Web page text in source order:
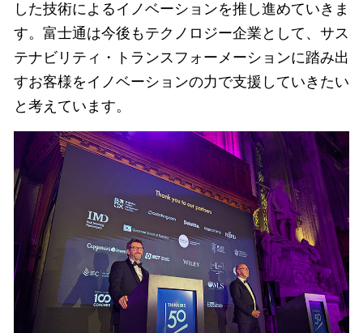
した技術によるイノベーションを推し進めていきま
す。富士通は今後もテクノロジー企業として、サス
テナビリティ・トランスフォーメーションに踏み出
すお客様をイノベーションの力で支援していきたい
と考えています。